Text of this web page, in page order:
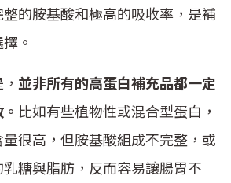
的胺基酸和極高的吸收率，是補
。
並非所有的高蛋白補充品都一定
比如有些植物性或混合型蛋白，
很高，但胺基酸組成不完整，或
糖與脂肪，反而容易讓腸胃不